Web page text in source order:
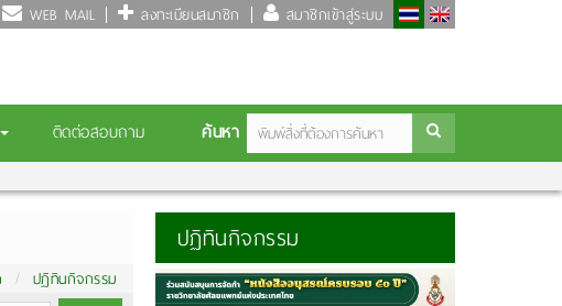
WEB MAIL ลงทะเบียนสมาชิก สมาชิกเข้าสู่ระบบ
ติดต่อสอบถาม ค้นหา
ปฏิทินกิจกรรม
ปฏิทินกิจกรรม